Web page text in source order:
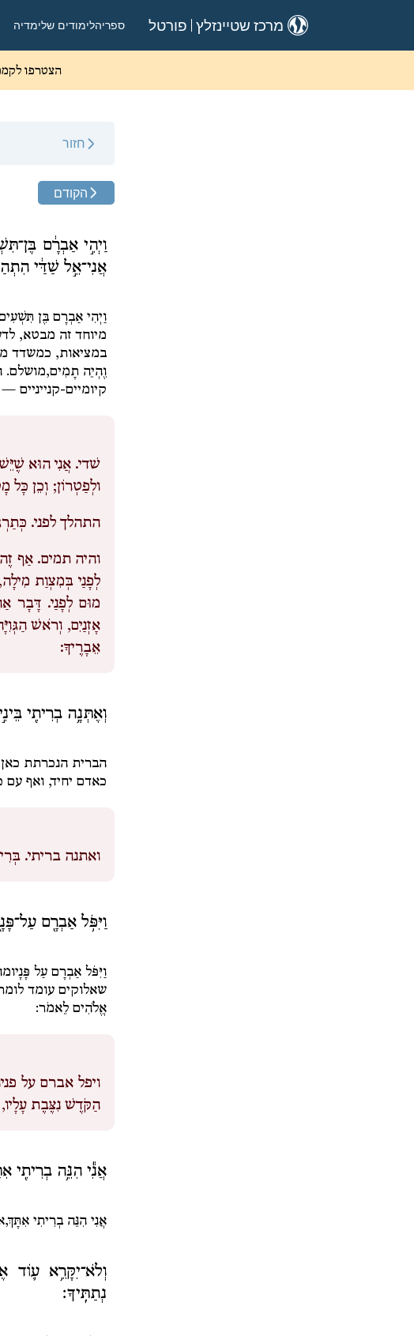
מרכז שטיינזלץ פורטל ספריהלימודים שלימדיה
הצטרפו
חזור
הקודם
וַיְהִ֣י אַבְרָ֔ם
אֲנִי־אֵ֣ל שַׁדַּ֔י
וַיְהִי אַבְרָם בֶּן
מיוחד זה מבטא,
במציאות, כמשדד
וֶהְיֵה תָמִים,מושלם.
קיומיים-
שׁדי. אֲנִי הוּא
ולְפַטְרוֹן; וְכֵן כָּל
התהלך לפני.
והיה תמים. אַף
לְפָנַי בְּמִצְוַת
מוּם לְפָנַי. דָּבָר
אָזְנַיִם, וְרֹאשׁ
אֵבָרֶיךָ:
וְאֶתְּנָ֥ה בְרִיתִ֖י
הברית הנכרתת
כאדם יחיד, ואף עם
ואתנה בריתי.
וַיִּפֹּ֥ל אַבְרָ֖ם
וַיִּפֹּל אַבְרָם עַל פָּנָיו
שאלוקים עומד
אֱלֹהִים לֵאמֹר:
ויפל אברם על
הַקֹּדֶשׁ נִצֶּבֶת עָלָיו,
אֲנִ֕י הִנֵּ֥ה בְרִיתִ֖י
אֲנִי הִנֵּה בְרִיתִי אִתָּךְ,
וְלֹא־יִקָּרֵ֥א
נְתַתִּֽיךָ׃